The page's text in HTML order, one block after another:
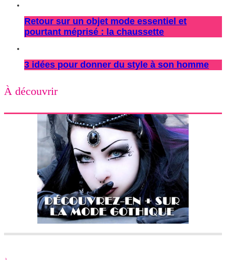
Retour sur un objet mode essentiel et
pourtant méprisé : la chaussette
3 idées pour donner du style à son homme
À découvrir